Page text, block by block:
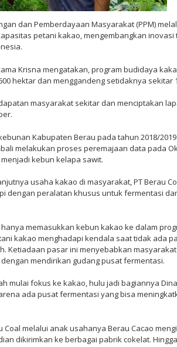
dan Pemberdayaan Masyarakat (PPM)
petani kakao, mengembangkan inovasi
Krisna mengatakan, program budidaya
hektar dan menggandeng setidaknya sekitar
masyarakat sekitar dan menciptakan
Kabupaten Berau pada tahun 2018/
melakukan proses peremajaan data pada
kebun kelapa sawit.
usaha kakao di masyarakat, PT Berau
dengan peralatan khusus untuk fermentasi
memasukkan kebun kakao ke dalam
kakao menghadapi kendala saat tidak ada
Ketiadaan pasar ini menyebabkan
mendirikan gudang pusat fermentasi.
mulai fokus ke kakao, hulu jadi bagiannya
ada pusat fermentasi yang bisa
melalui anak usahanya Berau Cacao
dikirimkan ke berbagai pabrik cokelat.